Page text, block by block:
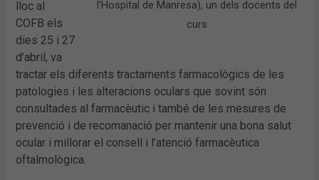
l’Hospital de Manresa), un dels docents del
curs
lloc al
COFB els
dies 25 i 27
d’abril, va
tractar els diferents tractaments farmacològics de les
patologies i les alteracions oculars que sovint són
consultades al farmacèutic i també de les mesures de
prevenció i de recomanació per mantenir una bona salut
ocular i millorar el consell i l’atenció farmacèutica
oftalmològica.